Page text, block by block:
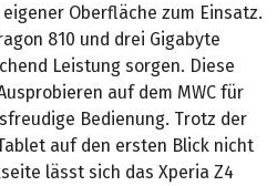
Oberfläche zum Einsatz.
810 und drei Gigabyte
Leistung sorgen. Diese
auf dem MWC für
Bedienung. Trotz der
auf den ersten Blick nicht
lässt sich das Xperia Z4